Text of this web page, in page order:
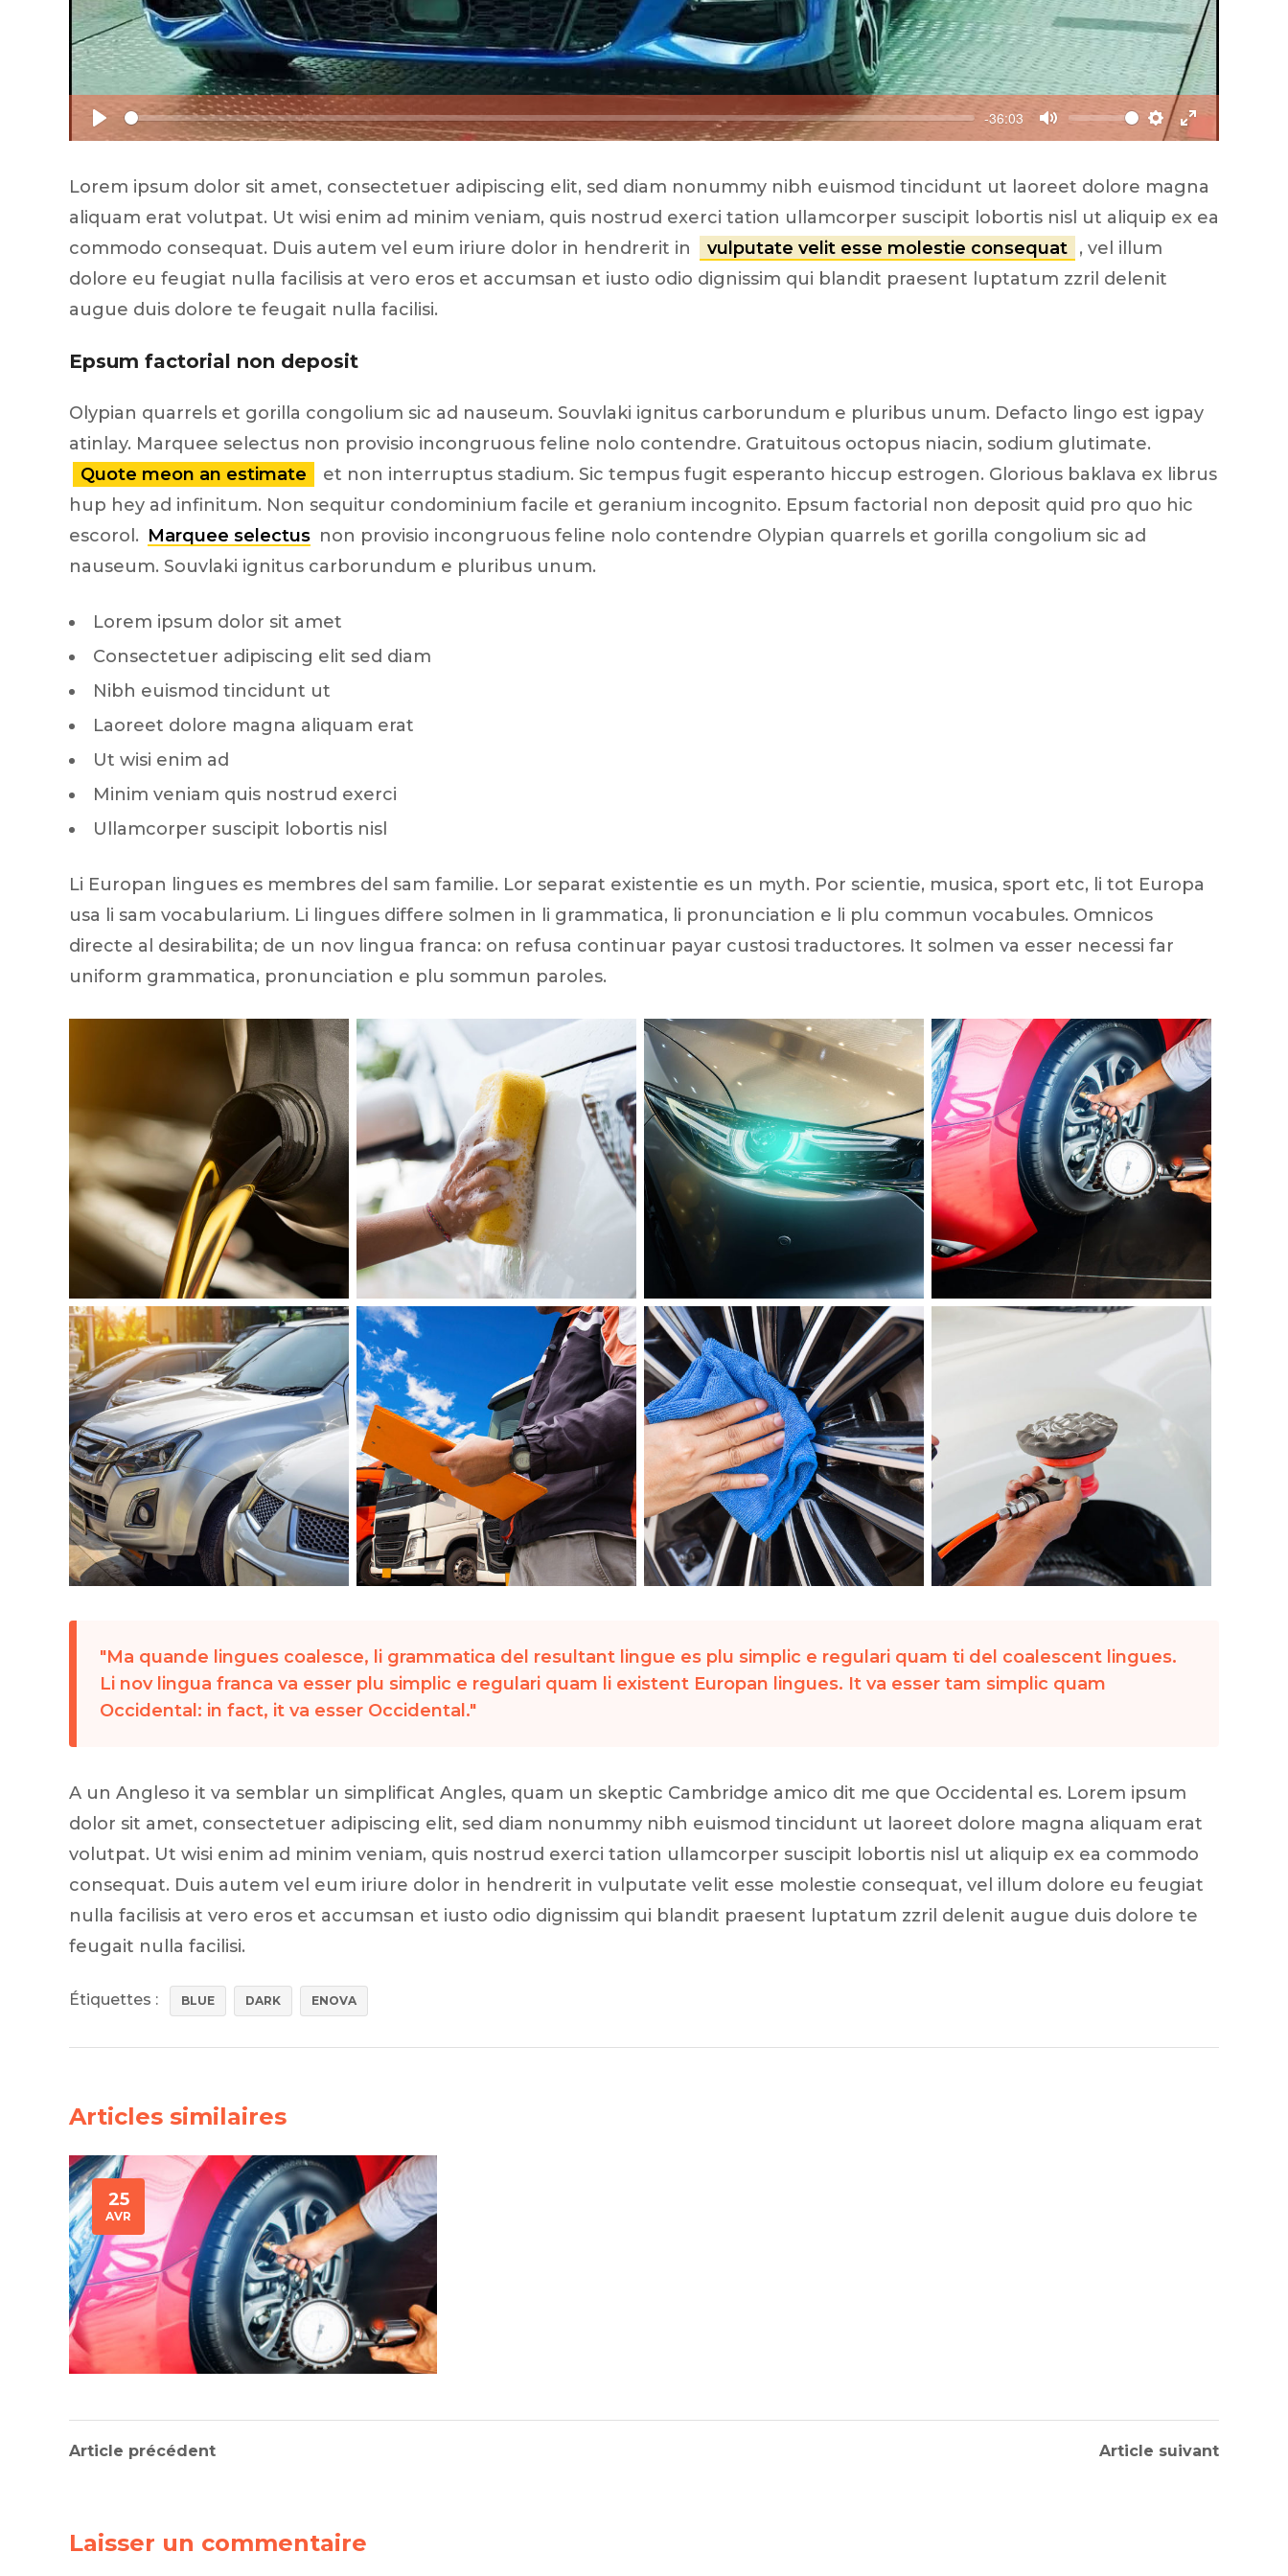
Injecteur
Joint de segments
Joint de soupape
Joint de Spi
Jeu de pistons
Jeu de chemises
Tendeur
Ventilateur
Pochette de joint
Poulie de ventilateur
Pompe à eau
P
a
y
-36:03
M
t
e
S
t
t
i
n
E
t
e
r
e
n
Lorem ipsum dolor sit amet, consectetuer adipiscing elit, sed diam nonummy nibh euismod tincidunt ut laoreet dolore magna
aliquam erat volutpat. Ut wisi enim ad minim veniam, quis nostrud exerci tation ullamcorper suscipit lobortis nisl ut aliquip ex ea
commodo consequat. Duis autem vel eum iriure dolor in hendrerit in
vulputate velit esse molestie consequat , vel illum
dolore eu feugiat nulla facilisis at vero eros et accumsan et iusto odio dignissim qui blandit praesent luptatum zzril delenit
augue duis dolore te feugait nulla facilisi.
Epsum factorial non deposit
Olypian quarrels et gorilla congolium sic ad nauseum. Souvlaki ignitus carborundum e pluribus unum. Defacto lingo est igpay
atinlay. Marquee selectus non provisio incongruous feline nolo contendre. Gratuitous octopus niacin, sodium glutimate.
Quote meon an estimate
et non interruptus stadium. Sic tempus fugit esperanto hiccup estrogen. Glorious baklava ex librus
hup hey ad infinitum. Non sequitur condominium facile et geranium incognito. Epsum factorial non deposit quid pro quo hic
escorol. Marquee selectus non provisio incongruous feline nolo contendre Olypian quarrels et gorilla congolium sic ad
nauseum. Souvlaki ignitus carborundum e pluribus unum.
Lorem ipsum dolor sit amet
Consectetuer adipiscing elit sed diam
Nibh euismod tincidunt ut
Laoreet dolore magna aliquam erat
Ut wisi enim ad
Minim veniam quis nostrud exerci
Ullamcorper suscipit lobortis nisl
Li Europan lingues es membres del sam familie. Lor separat existentie es un myth. Por scientie, musica, sport etc, li tot Europa
usa li sam vocabularium. Li lingues differe solmen in li grammatica, li pronunciation e li plu commun vocabules. Omnicos
directe al desirabilita; de un nov lingua franca: on refusa continuar payar custosi traductores. It solmen va esser necessi far
uniform grammatica, pronunciation e plu sommun paroles.
Ma quande lingues coalesce, li grammatica del resultant lingue es plu simplic e regulari quam ti del coalescent lingues.
Li nov lingua franca va esser plu simplic e regulari quam li existent Europan lingues. It va esser tam simplic quam
Occidental: in fact, it va esser Occidental.
A un Angleso it va semblar un simplificat Angles, quam un skeptic Cambridge amico dit me que Occidental es. Lorem ipsum
dolor sit amet, consectetuer adipiscing elit, sed diam nonummy nibh euismod tincidunt ut laoreet dolore magna aliquam erat
volutpat. Ut wisi enim ad minim veniam, quis nostrud exerci tation ullamcorper suscipit lobortis nisl ut aliquip ex ea commodo
consequat. Duis autem vel eum iriure dolor in hendrerit in vulputate velit esse molestie consequat, vel illum dolore eu feugiat
nulla facilisis at vero eros et accumsan et iusto odio dignissim qui blandit praesent luptatum zzril delenit augue duis dolore te
feugait nulla facilisi.
Étiquettes : BLUE DARK ENOVA
Articles similaires
25
AVR
Incongruous feline contendre
Article précédent Article suivant
Laisser un commentaire